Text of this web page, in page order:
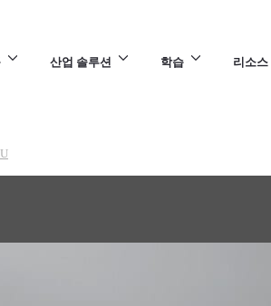
산업 솔루션 학습 리소스